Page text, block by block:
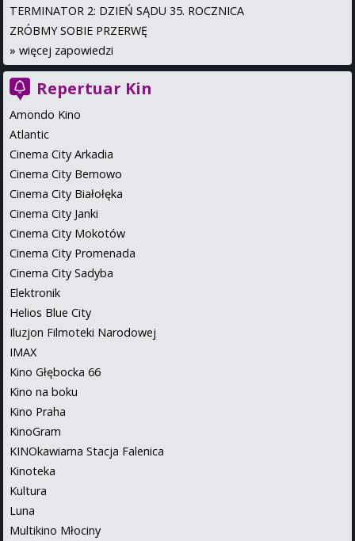
TERMINATOR 2: DZIEŃ SĄDU 35. ROCZNICA
ZRÓBMY SOBIE PRZERWĘ
» więcej zapowiedzi
Repertuar Kin
Amondo Kino
Atlantic
Cinema City Arkadia
Cinema City Bemowo
Cinema City Białołęka
Cinema City Janki
Cinema City Mokotów
Cinema City Promenada
Cinema City Sadyba
Elektronik
Helios Blue City
Iluzjon Filmoteki Narodowej
IMAX
Kino Głębocka 66
Kino na boku
Kino Praha
KinoGram
KINOkawiarna Stacja Falenica
Kinoteka
Kultura
Luna
Multikino Młociny